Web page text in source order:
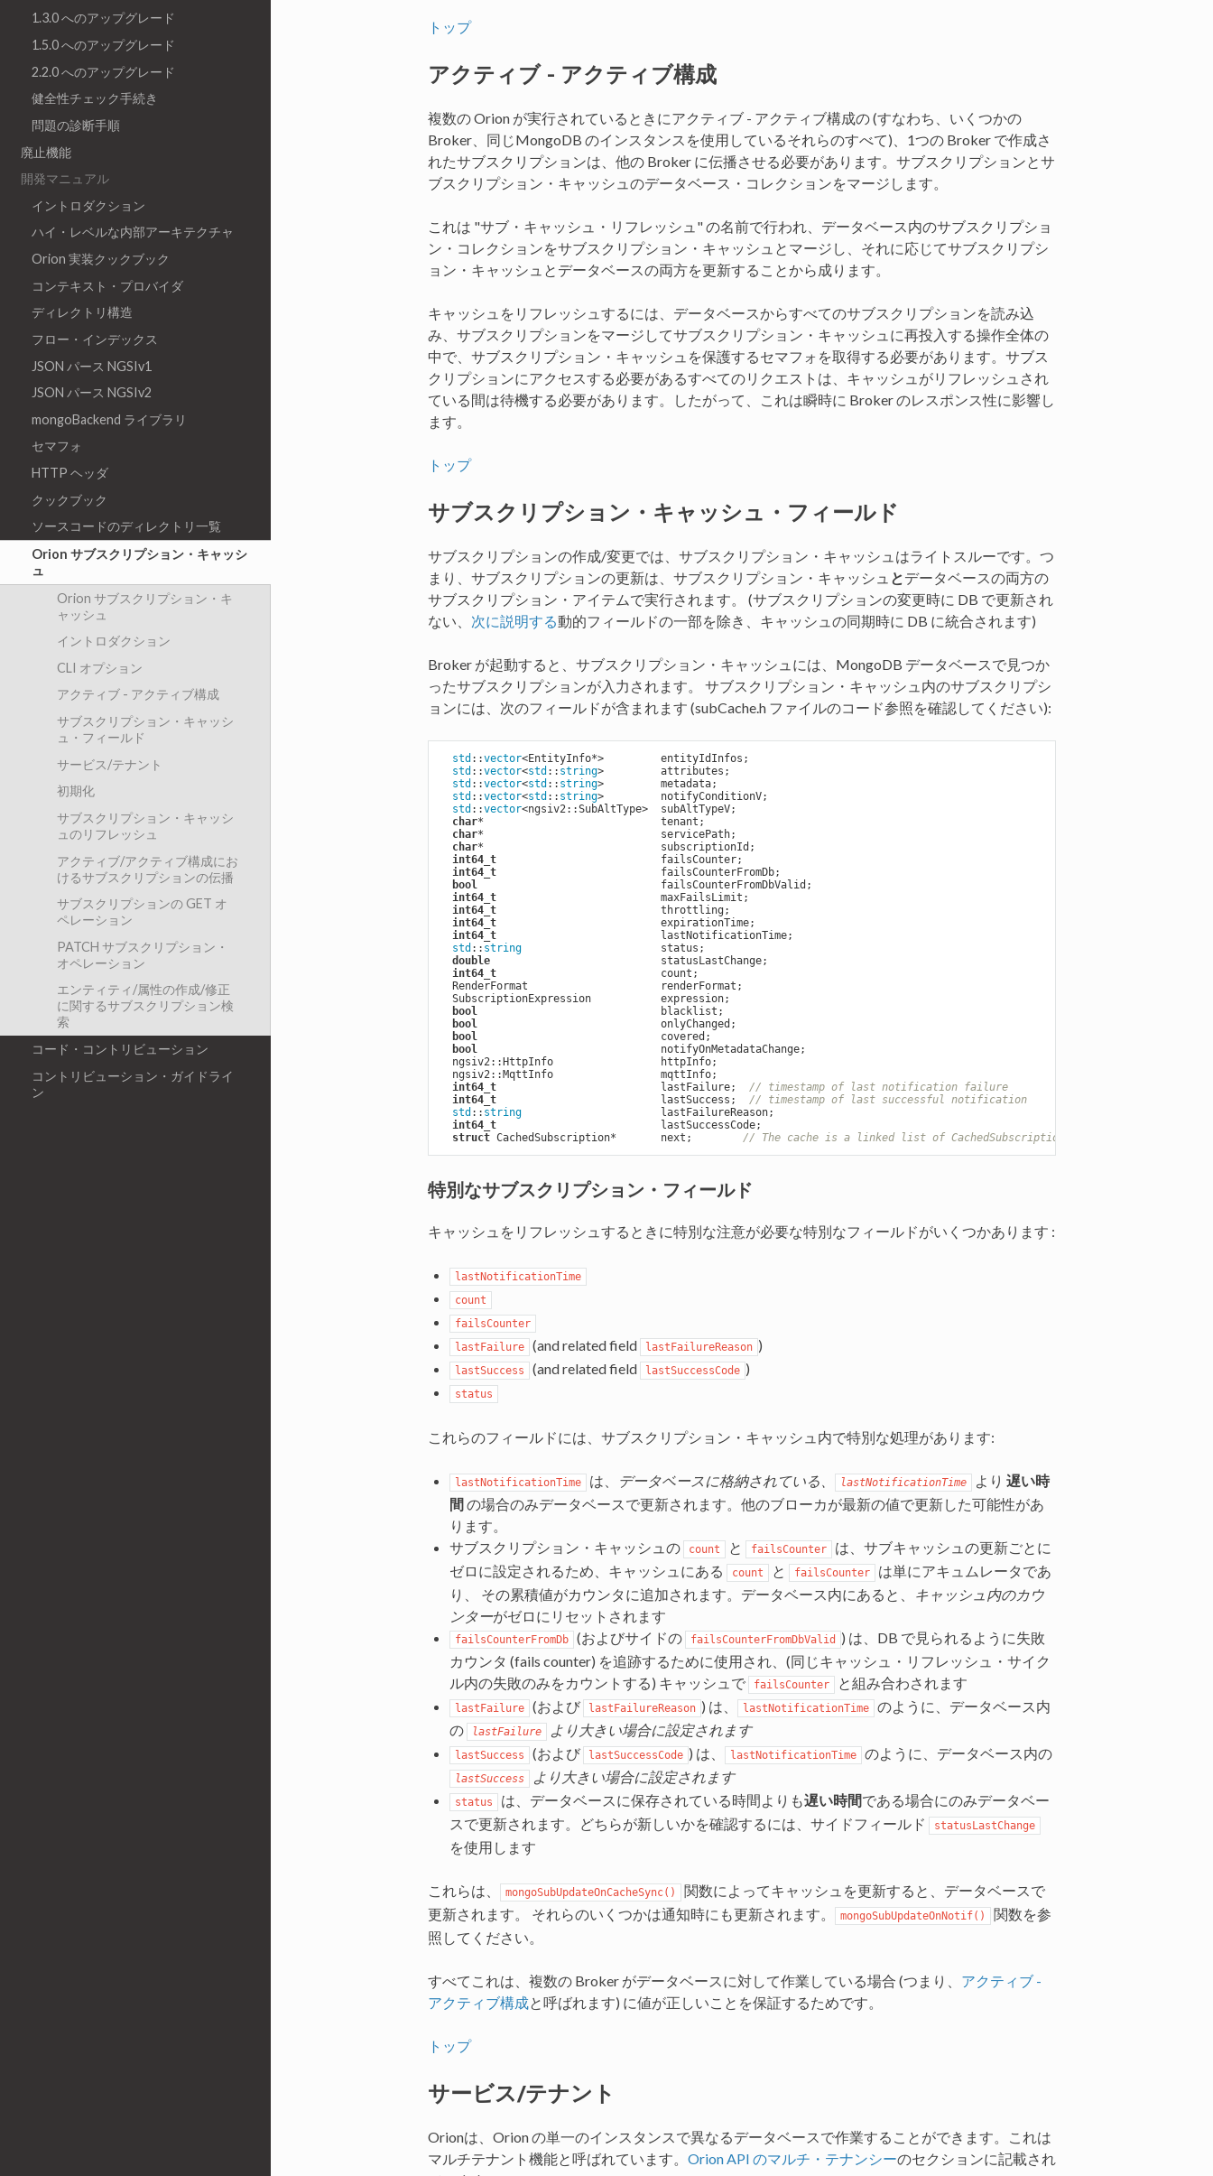
1.3.0 へのアップグレード
1.5.0 へのアップグレード
2.2.0 へのアップグレード
健全性チェック手続き
問題の診断手順
廃止機能
開発マニュアル
イントロダクション
ハイ・レベルな内部アーキテクチャ
Orion 実装クックブック
コンテキスト・プロバイダ
ディレクトリ構造
フロー・インデックス
JSON パース NGSIv1
JSON パース NGSIv2
mongoBackend ライブラリ
セマフォ
HTTP ヘッダ
クックブック
ソースコードのディレクトリ一覧
Orion サブスクリプション・キャッシ
ュ
Orion サブスクリプション・キ
ャッシュ
イントロダクション
CLI オプション
アクティブ - アクティブ構成
サブスクリプション・キャッシ
ュ・フィールド
サービス/テナント
初期化
サブスクリプション・キャッシ
ュのリフレッシュ
アクティブ/アクティブ構成にお
けるサブスクリプションの伝播
サブスクリプションの GET オ
ペレーション
PATCH サブスクリプション・
オペレーション
エンティティ/属性の作成/修正
に関するサブスクリプション検
索
コード・コントリビューション
コントリビューション・ガイドライ
ン
トップ
アクティブ - アクティブ構成
複数の Orion が実行されているときにアクティブ - アクティブ構成の (すなわち、いくつかの
Broker、同じMongoDB のインスタンスを使用しているそれらのすべて)、1つの Broker で作成さ
れたサブスクリプションは、他の Broker に伝播させる必要があります。サブスクリプションとサ
ブスクリプション・キャッシュのデータベース・コレクションをマージします。
これは "サブ・キャッシュ・リフレッシュ" の名前で行われ、データベース内のサブスクリプショ
ン・コレクションをサブスクリプション・キャッシュとマージし、それに応じてサブスクリプシ
ョン・キャッシュとデータベースの両方を更新することから成ります。
キャッシュをリフレッシュするには、データベースからすべてのサブスクリプションを読み込
み、サブスクリプションをマージしてサブスクリプション・キャッシュに再投入する操作全体の
中で、サブスクリプション・キャッシュを保護するセマフォを取得する必要があります。サブス
クリプションにアクセスする必要があるすべてのリクエストは、キャッシュがリフレッシュされ
ている間は待機する必要があります。したがって、これは瞬時に Broker のレスポンス性に影響し
ます。
トップ
サブスクリプション・キャッシュ・フィールド
サブスクリプションの作成/変更では、サブスクリプション・キャッシュはライトスルーです。つ
まり、サブスクリプションの更新は、サブスクリプション・キャッシュ とデータベースの両方の
サブスクリプション・アイテムで実行されます。 (サブスクリプションの変更時に DB で更新され
ない、 次に説明する動的フィールドの一部を除き、キャッシュの同期時に DB に統合されます)
Broker が起動すると、サブスクリプション・キャッシュには、MongoDB データベースで見つか
ったサブスクリプションが入力されます。 サブスクリプション・キャッシュ内のサブスクリプシ
ョンには、次のフィールドが含まれます (subCache.h ファイルのコード参照を確認してください):
std ::vector<EntityInfo*>         entityIdInfos;
std ::vector<std :: string>         attributes;
std ::vector<std :: string>         metadata;
std ::vector<std :: string>         notifyConditionV;
std ::vector<ngsiv2::SubAltType>  subAltTypeV;
char*                            tenant;
char*                            servicePath;
char*                            subscriptionId;
int64_t
                          failsCounter;
int64_t
                          failsCounterFromDb;
bool
                             failsCounterFromDbValid;
int64_t
                          maxFailsLimit;
int64_t
                          throttling;
int64_t
                          expirationTime;
int64_t
                          lastNotificationTime;
std :: string
                      status;
double
                           statusLastChange;
int64_t
                          count;
  RenderFormat                     renderFormat;
  SubscriptionExpression           expression;
bool
                             blacklist;
bool
                             onlyChanged;
bool
                             covered;
bool
                             notifyOnMetadataChange;
  ngsiv2::HttpInfo                 httpInfo;
  ngsiv2::MqttInfo                 mqttInfo;
int64_t
                          lastFailure;
// timestamp of last notification failure
int64_t
                          lastSuccess;
// timestamp of last successful notification
std :: string
                      lastFailureReason;
int64_t
                          lastSuccessCode;
struct CachedSubscription*       next; // The cache is a linked list of CachedSubscription ...
特別なサブスクリプション・フィールド
キャッシュをリフレッシュするときに特別な注意が必要な特別なフィールドがいくつかあります :
lastNotificationTime
count
failsCounter
lastFailure
(and related field lastFailureReason )
lastSuccess (and related field lastSuccessCode )
status
これらのフィールドには、サブスクリプション・キャッシュ内で特別な処理があります:
lastNotificationTime は、 データベースに格納されている、 lastNotificationTime より 遅い時
間の場合のみデータベースで更新されます。他のブローカが最新の値で更新した可能性があ
ります。
サブスクリプション・キャッシュの
count と failsCounter
は、サブキャッシュの更新ごとに
ゼロに設定されるため、キャッシュにある
count と failsCounter
は単にアキュムレータであ
り、 その累積値がカウンタに追加されます。データベース内にあると、
キャッシュ内のカウ
ンターがゼロにリセットされます
failsCounterFromDb (およびサイドの failsCounterFromDbValid
) は、DB で見られるように失敗
カウンタ (fails counter) を追跡するために使用され、(同じキャッシュ・リフレッシュ・サイク
ル内の失敗のみをカウントする) キャッシュで
failsCounter と組み合わされます
lastFailure (および lastFailureReason ) は、 lastNotificationTime
のように、データベース内
の
lastFailure より大きい場合に設定されます
lastSuccess (および lastSuccessCode ) は、 lastNotificationTime のように、データベース内の
lastSuccess より大きい場合に設定されます
status は、データベースに保存されている時間よりも遅い時間である場合にのみデータベー
スで更新されます。どちらが新しいかを確認するには、サイドフィールド
statusLastChange
を使用します
これらは、 mongoSubUpdateOnCacheSync()
関数によってキャッシュを更新すると、データベースで
更新されます。 それらのいくつかは通知時にも更新されます。
mongoSubUpdateOnNotif()
関数を参
照してください。
すべてこれは、複数の Broker がデータベースに対して作業している場合 (つまり、 アクティブ -
アクティブ構成と呼ばれます) に値が正しいことを保証するためです。
トップ
サービス/テナント
Orionは、Orion の単一のインスタンスで異なるデータベースで作業することができます。これは
マルチテナント機能と呼ばれています。 Orion API のマルチ・テナンシーのセクションに記載され